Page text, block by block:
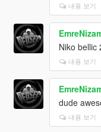
내용 보기
Niko bellic
내용 보기
dude
내용 보기